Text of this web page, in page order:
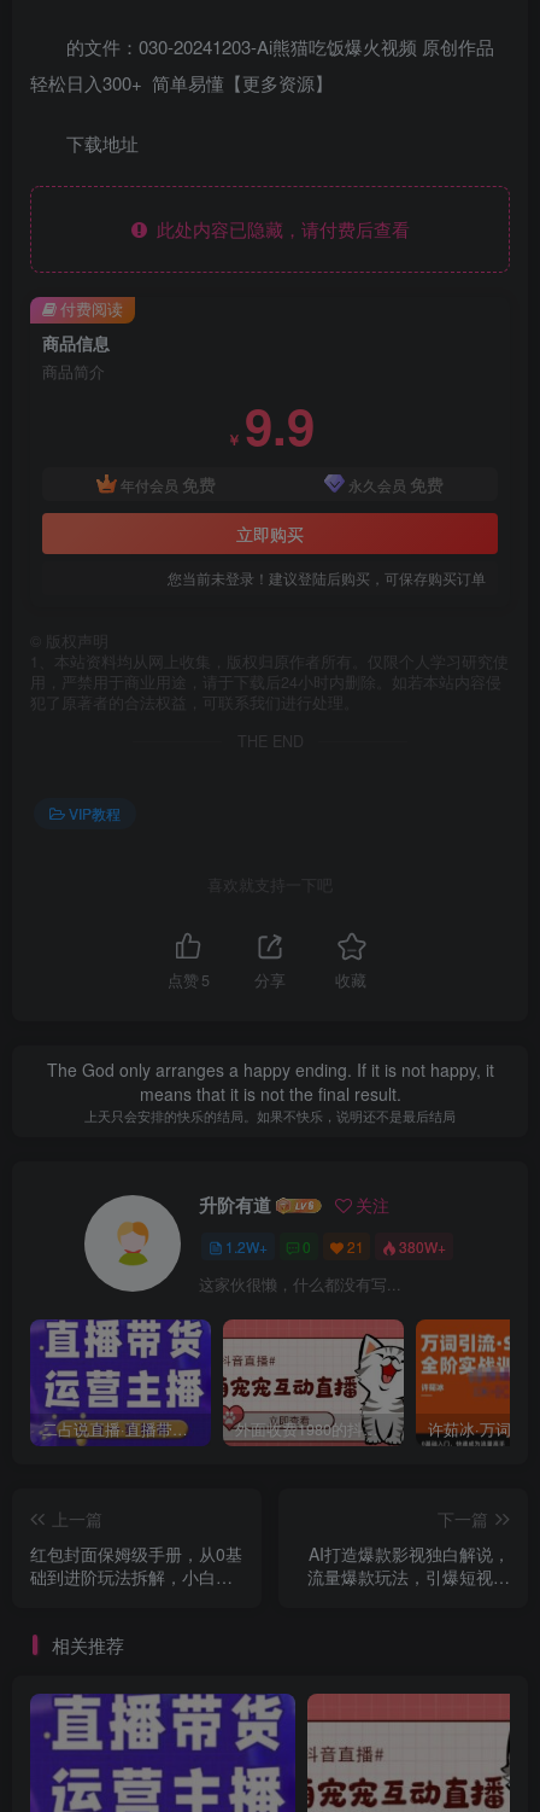
的文件：030-20241203-Ai熊猫吃饭爆火视频 原创作品
轻松日入300+ 简单易懂【更多资源】
下载地址
此处内容已隐藏，请付费后查看
商品信息
商品简介
￥ 9.9
年付会员 免费 永久会员 免费
立即购买
您当前未登录！建议登陆后购买，可保存购买订单
付费阅读
版权声明
1、本站资料均从网上收集，版权归原作者所有。仅限个人学习研究使
用，严禁用于商业用途，请于下载后24小时内删除。如若本站内容侵
犯了原著者的合法权益，可联系我们进行处理。
THE END
VIP教程
喜欢就支持一下吧
点赞 5 分享 收藏
The God only arranges a happy ending. If it is not happy, it
means that it is not the final result.
上天只会安排的快乐的结局。如果不快乐，说明还不是最后结局
升阶有道 关注
1.2W+ 0 21 380W+
这家伙很懒，什么都没有写...
二占说直播·直播带货主播运营课程，主播运营二合一实操课 外面收费1980的抖音萌宠宠直播项目，可虚拟人直播，抖音报白，实时互动直播【软件+详细教程】
上一篇
红包封面保姆级手册，从0基
础到进阶玩法拆解，小白可
下一篇
AI打造爆款影视独白解说，
流量爆款玩法，引爆短视频
相关推荐